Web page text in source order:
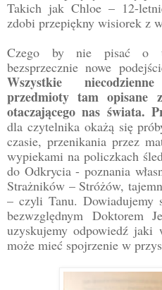
Takich jak Chloe – 12-
zdobi przepiękny wisiorek z
Czego by nie pisać o
bezsprzecznie nowe
Wszystkie
przedmioty tam opisane
otaczającego nas świata.
dla czytelnika okażą się
czasie, przenikania przez
wypiekami na policzkach
do Odkrycia - poznania
Strażników – Stróżów,
– czyli Tanu. Dowiadujemy
bezwzględnym Doktorem
uzyskujemy odpowiedź jaki
może mieć spojrzenie w